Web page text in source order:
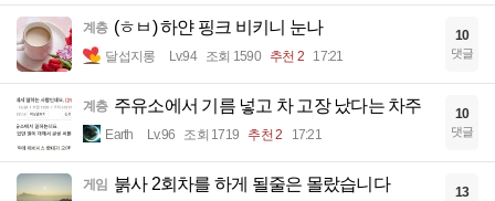
계층 (ㅎㅂ) 하얀 핑크 비키니 눈나
달섭지롱 Lv.94 조회 1590 추천 2 17:21
10
댓글
계층 주유소에서 기름 넣고 차 고장 났다는 차주
Earth Lv.96 조회 1719 추천 2 17:21
10
댓글
게임 붉사 2회차를 하게 될줄은 몰랐습니다 13